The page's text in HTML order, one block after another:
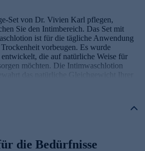
Set von Dr. Vivien Karl pflegen,
Sie den Intimbereich. Das Set mit
ist für die tägliche Anwendung
vorbeugen. Es wurde
die auf natürliche Weise für
möchten. Die Intimwaschlotion
das natürliche Gleichgewicht Ihrer
Die Intimcreme 01 ergänzt diese
Mandelöl
die Bedürfnisse